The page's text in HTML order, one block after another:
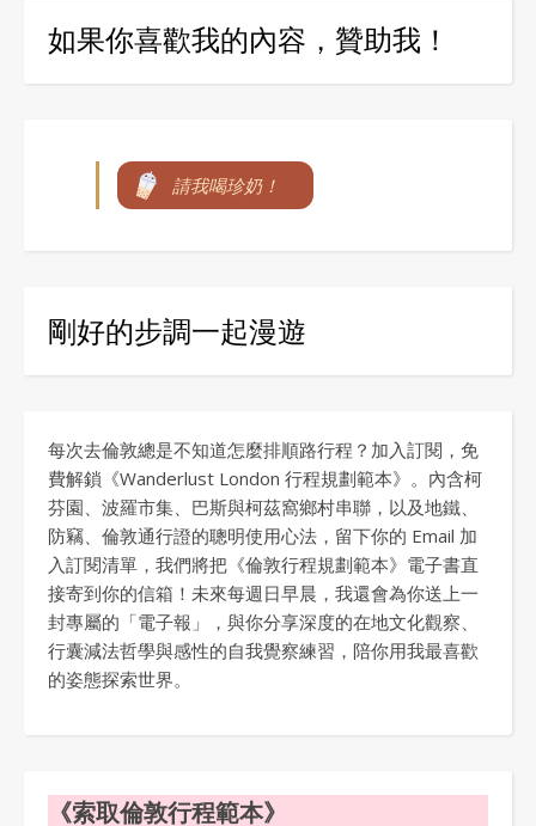
如果你喜歡我的內容，贊助我！
請我喝珍奶！
剛好的步調一起漫遊
每次去倫敦總是不知道怎麼排順路行程？加入訂閱，免
費解鎖《Wanderlust London 行程規劃範本》。內含柯
芬園、波羅市集、巴斯與柯茲窩鄉村串聯，以及地鐵、
防竊、倫敦通行證的聰明使用心法，留下你的 Email 加
入訂閱清單，我們將把《倫敦行程規劃範本》電子書直
接寄到你的信箱！未來每週日早晨，我還會為你送上一
封專屬的「電子報」，與你分享深度的在地文化觀察、
行囊減法哲學與感性的自我覺察練習，陪你用我最喜歡
的姿態探索世界。
《索取倫敦行程範本》